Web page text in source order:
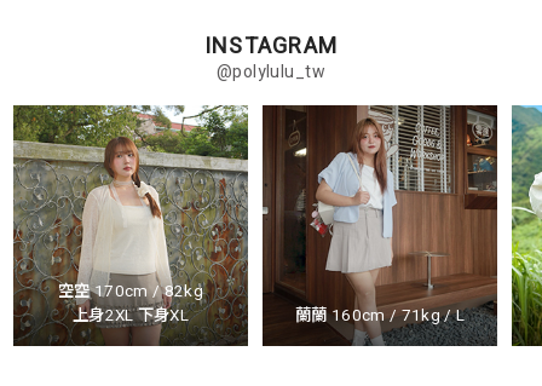
INSTAGRAM
@polylulu_tw
空空 170cm / 82kg
上身2XL 下身XL
蘭蘭 160cm / 71kg / L